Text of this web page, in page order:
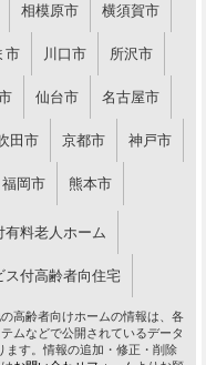
相模原市 横須賀市
市 川口市 所沢市
仙台市 名古屋市
田市 京都市 神戸市
福岡市 熊本市
有料老人ホーム
ス付高齢者向住宅
高齢者向けホームの情報は、各
ムなどで公開されているデータ
ます。情報の追加・修正・削除